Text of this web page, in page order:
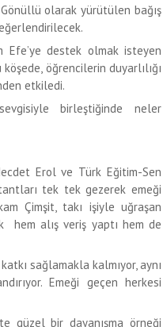
olarak yürütülen bağış
Efe’ye destek olmak isteyen
öğrencilerin duyarlılığı
etkiledi.
birleştiğinde neler
Erol ve Türk Eğitim-Sen
tek tek gezerek emeği
Çimşit, takı işiyle uğraşan
hem alış veriş yaptı hem de
sağlamakla kalmıyor, aynı
Emeği geçen herkesi
güzel bir dayanışma örneği